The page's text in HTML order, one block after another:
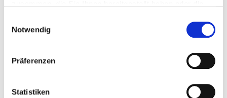
haben. Dies schließt unter Umständen die Weitergabe
Ihrer Daten in Drittländer ein, denen kein angemessenes
Datenschutzniveau bescheinigt wird. Daher könnten
diese Daten einem staatlichen Zugriff z.B. von US-
Datenschutzerklärung. Ihre Einwilligung zur Cookie
Notwendig
Präferenzen
Statistiken